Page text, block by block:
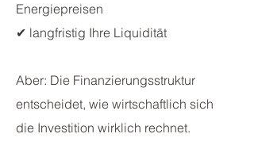
Energiepreisen
✔ langfristig Ihre Liquidität
Aber: Die Finanzierungsstruktur
entscheidet, wie wirtschaftlich sich
die Investition wirklich rechnet.